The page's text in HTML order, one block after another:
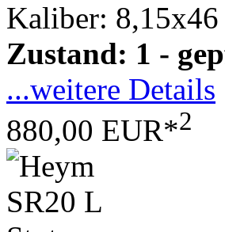
Kaliber: 8,15x46
Zustand: 1 -
...weitere Details
880,00 EUR*2